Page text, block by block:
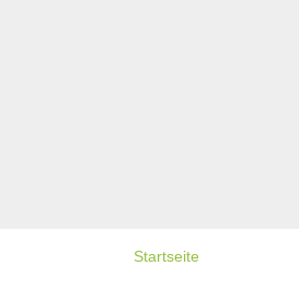
Startseite